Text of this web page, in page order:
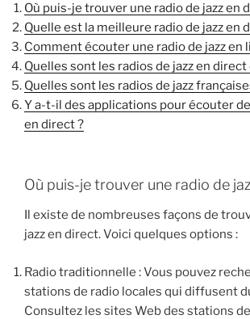
Où puis-je trouver une radio de jazz en
Quelle est la meilleure radio de jazz en
Comment écouter une radio de jazz en
Quelles sont les radios de jazz en
Quelles sont les radios de jazz
Y a-t-il des applications pour écouter
en direct ?
Où puis-je trouver une radio de
Il existe de nombreuses façons de
jazz en direct. Voici quelques options :
Radio traditionnelle : Vous pouvez
stations de radio locales qui diffusent
Consultez les sites Web des stations